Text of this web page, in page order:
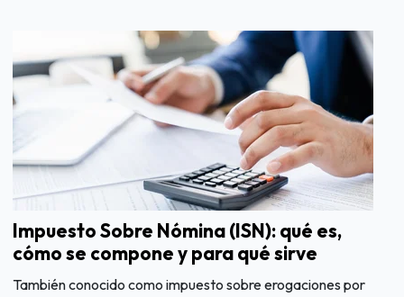
Impuesto Sobre Nómina (ISN): qué es,
cómo se compone y para qué sirve
También conocido como impuesto sobre erogaciones por